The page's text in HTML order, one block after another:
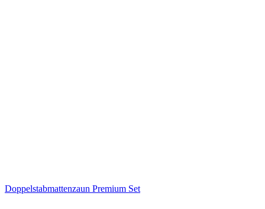
Doppelstabmattenzaun Premium Set